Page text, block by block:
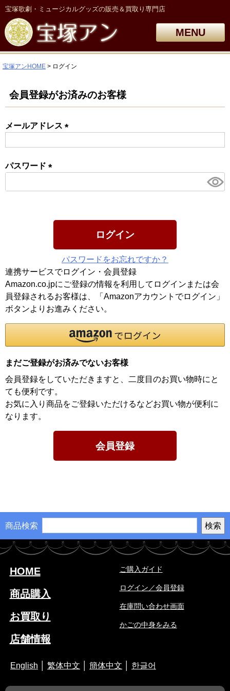
宝塚歌劇・ミュージカルグッズの販売＆買取り専門店
MENU
宝塚アンHOME ログイン
会員登録がお済みのお客様
メールアドレス
パスワード
須)
ログイン
パスワードをお忘れですか？
連携サービスでログイン・会員登録
Amazon.co.jpにご登録の情報を利用してログインまたは会
員登録されるお客様は、「Amazonアカウントでログイン」
ボタンよりお進みください。
まだご登録がお済みでないお客様
会員登録をしていただきますと、二度目のお買い物時にと
ても便利です。
お気に入り商品をご登録いただけるなどお買い物が便利に
なります。
会員登録
商品検索
HOME
商品購入
お買取り
店舗情報
ご購入ガイド
ログイン／会員登録
在庫問い合わせ画面
かごの中身をみる
English 繁体中文 簡体中文 한글어